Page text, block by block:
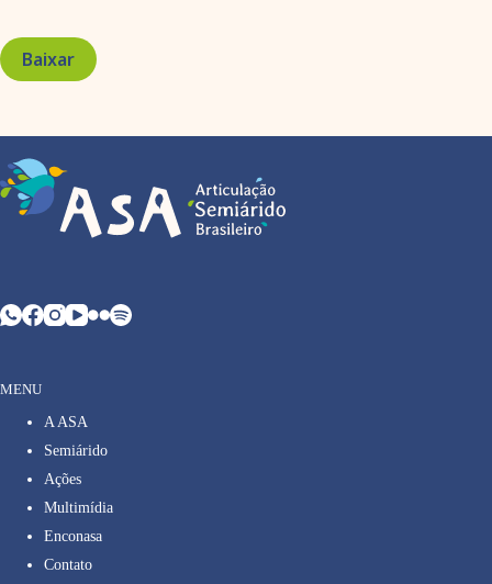
Baixar
MENU
A ASA
Semiárido
Ações
Multimídia
Enconasa
Contato